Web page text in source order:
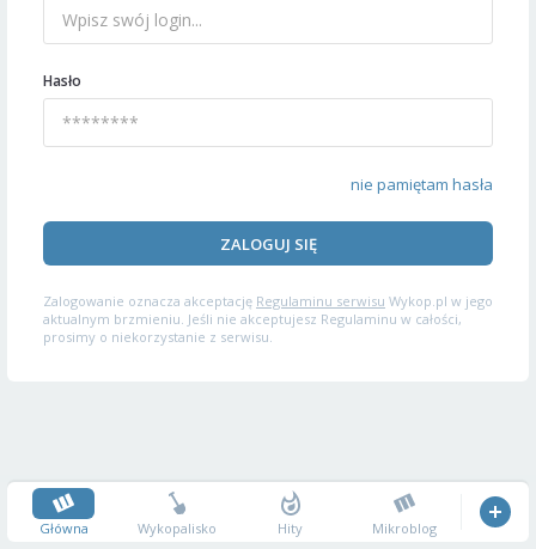
Hasło
nie pamiętam hasła
ZALOGUJ SIĘ
Zalogowanie oznacza akceptację Regulaminu serwisu Wykop.pl w jego
aktualnym brzmieniu. Jeśli nie akceptujesz Regulaminu w całości,
prosimy o niekorzystanie z serwisu.
Główna Wykopalisko Hity Mikroblog